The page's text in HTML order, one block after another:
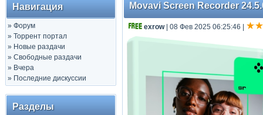
Навигация
» Форум
» Торрент портал
» Новые раздачи
» Свободные раздачи
» Вчера
» Последние дискуссии
Разделы
Movavi Screen Recorder
exrow| 08 Фев 2025 06:25:46